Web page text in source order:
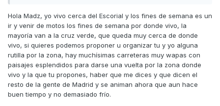
Hola Madz, yo vivo cerca del Escorial y los fines de semana es un
ir y venir de motos los fines de semana por donde vivo, la
mayoría van a la cruz verde, que queda muy cerca de donde
vivo, si quieres podemos proponer u organizar tu y yo alguna
rutilla por la zona, hay muchísimas carreteras muy wapas con
paisajes esplendidos para darse una vuelta por la zona donde
vivo y la que tu propones, haber que me dices y que dicen el
resto de la gente de Madrid y se animan ahora que aun hace
buen tiempo y no demasiado frío.